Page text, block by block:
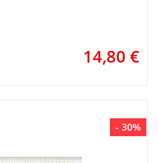
14,80 €
- 30%